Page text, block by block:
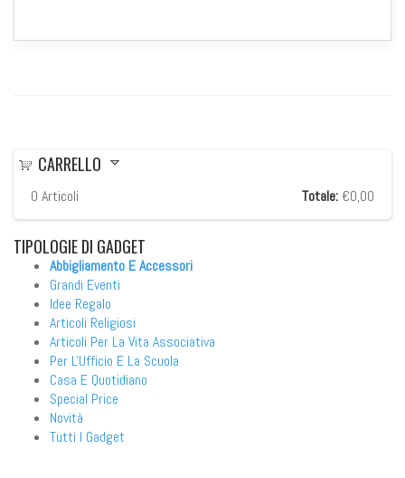
CARRELLO
0 Articoli Totale: €0,00
TIPOLOGIEDI GADGET
Abbigliamento E Accessori
Grandi Eventi
Idee Regalo
Articoli Religiosi
Articoli Per La Vita Associativa
Per L'Ufficio E La Scuola
Casa E Quotidiano
Special Price
Novità
Tutti I Gadget